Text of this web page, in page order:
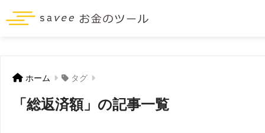
ホーム タグ
「総返済額」の記事一覧